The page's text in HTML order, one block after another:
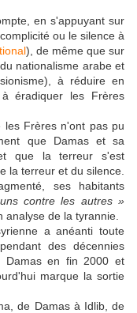
en s'appuyant sur
ou le silence à
), de même que sur
nationalisme arabe et
à réduire en
éradiquer les Frères
les Frères n'ont pas pu
que Damas et sa
que la terreur s'est
la terreur et du silence.
ses habitants
contre les autres »
analyse de la tyrannie.
a anéanti toute
des décennies
Damas en fin 2000 et
marque la sortie
de Damas à Idlib, de